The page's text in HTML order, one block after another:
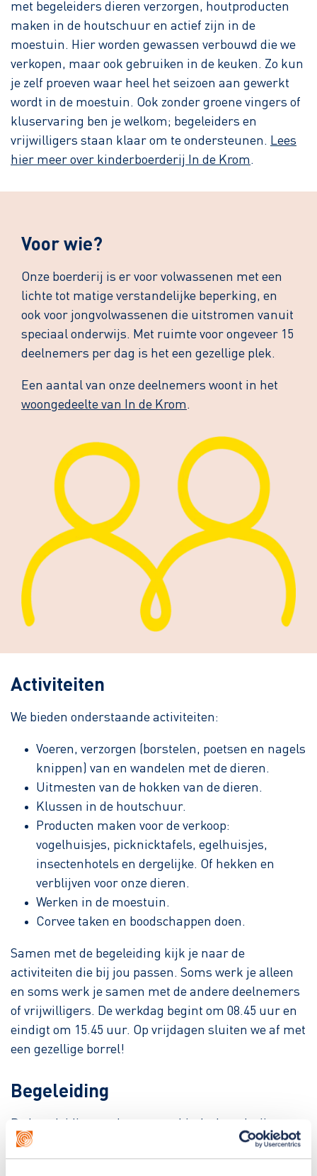
met begeleiders dieren verzorgen, houtproducten
maken in de houtschuur en actief zijn in de
moestuin. Hier worden gewassen verbouwd die we
verkopen, maar ook gebruiken in de keuken. Zo kun
je zelf proeven waar heel het seizoen aan gewerkt
wordt in de moestuin. Ook zonder groene vingers of
kluservaring ben je welkom; begeleiders en
vrijwilligers staan klaar om te ondersteunen. Lees
hier meer over kinderboerderij In de Krom.
Voor wie?
Onze boerderij is er voor volwassenen met een
lichte tot matige verstandelijke beperking, en
ook voor jongvolwassenen die uitstromen vanuit
speciaal onderwijs. Met ruimte voor ongeveer 15
deelnemers per dag is het een gezellige plek.
Een aantal van onze deelnemers woont in het
woongedeelte van In de Krom.
Activiteiten
We bieden onderstaande activiteiten:
Voeren, verzorgen (borstelen, poetsen en nagels
knippen) van en wandelen met de dieren.
Uitmesten van de hokken van de dieren.
Klussen in de houtschuur.
Producten maken voor de verkoop:
vogelhuisjes, picknicktafels, egelhuisjes,
insectenhotels en dergelijke. Of hekken en
verblijven voor onze dieren.
Werken in de moestuin.
Corvee taken en boodschappen doen.
Samen met de begeleiding kijk je naar de
activiteiten die bij jou passen. Soms werk je alleen
en soms werk je samen met de andere deelnemers
of vrijwilligers. De werkdag begint om 08.45 uur en
eindigt om 15.45 uur. Op vrijdagen sluiten we af met
een gezellige borrel!
Begeleiding
De begeleiding op de zorg- en kinderboerderij
bestaat uit meerdere begeleiders. Twee van hen zijn
persoonlijk begeleiders. De persoonlijk begeleider is